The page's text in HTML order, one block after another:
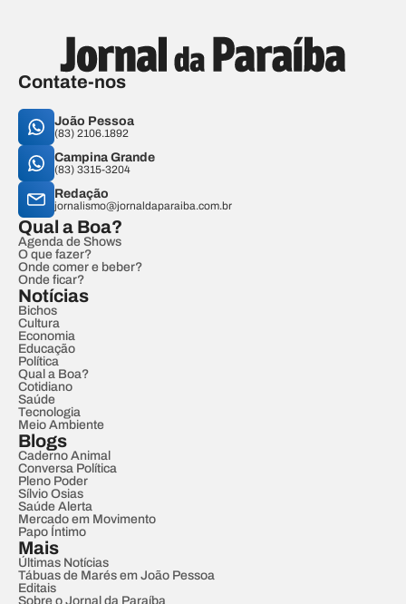
Contate-nos
João Pessoa
(83) 2106.1892
Campina Grande
(83) 3315-3204
Redação
jornalismo@jornaldaparaiba.com.br
Qual a Boa?
Agenda de Shows
O que fazer?
Onde comer e beber?
Onde ficar?
Notícias
Bichos
Cultura
Economia
Educação
Política
Qual a Boa?
Cotidiano
Saúde
Tecnologia
Meio Ambiente
Blogs
Caderno Animal
Conversa Política
Pleno Poder
Sílvio Osias
Saúde Alerta
Mercado em Movimento
Papo Íntimo
Mais
Últimas Notícias
Tábuas de Marés em João Pessoa
Editais
Sobre o Jornal da Paraíba